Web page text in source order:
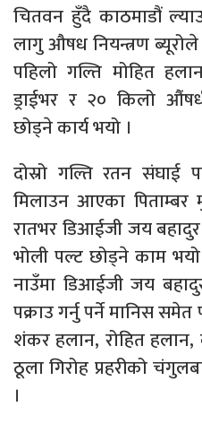
चितवन हुँदै काठमाडौं
लागु औषध नियन्त्रण ब्यूरोले
पहिलो गल्ति मोहित
ड्राईभर र २० किलो
छोड्ने कार्य भयो ।
दोस्रो गल्ति रतन संघाई
मिलाउन आएका पिताम्बर
रातभर डिआईजी जय
भोली पल्ट छोड्ने काम
नाउँमा डिआईजी जय
पक्राउ गर्नु पर्ने मानिस
शंकर हलान, रोहित
ठूला गिरोह प्रहरीको
।